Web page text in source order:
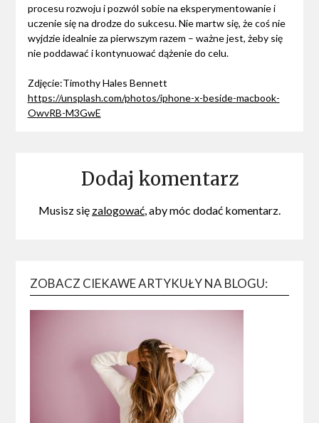
procesu rozwoju i pozwól sobie na eksperymentowanie i
uczenie się na drodze do sukcesu. Nie martw się, że coś nie
wyjdzie idealnie za pierwszym razem – ważne jest, żeby się
nie poddawać i kontynuować dążenie do celu.
Zdjęcie:Timothy Hales Bennett
https://unsplash.com/photos/iphone-x-beside-macbook-
OwvRB-M3GwE
Dodaj komentarz
Musisz się zalogować, aby móc dodać komentarz.
ZOBACZ CIEKAWE ARTYKUŁY NA BLOGU: